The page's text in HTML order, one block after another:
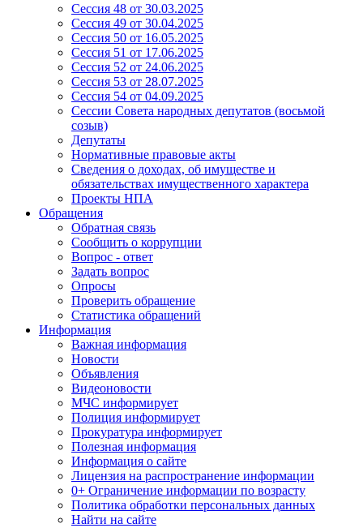
Сессия 48 от 30.03.2025
Сессия 49 от 30.04.2025
Сессия 50 от 16.05.2025
Сессия 51 от 17.06.2025
Сессия 52 от 24.06.2025
Сессия 53 от 28.07.2025
Сессия 54 от 04.09.2025
Сессии Совета народных депутатов (восьмой
созыв)
Депутаты
Нормативные правовые акты
Сведения о доходах, об имуществе и
обязательствах имущественного характера
Проекты НПА
Обращения
Обратная связь
Сообщить о коррупции
Вопрос - ответ
Задать вопрос
Опросы
Проверить обращение
Статистика обращений
Информация
Важная информация
Новости
Объявления
Видеоновости
МЧС информирует
Полиция информирует
Прокуратура информирует
Полезная информация
Информация о сайте
Лицензия на распространение информации
0+ Ограничение информации по возрасту
Политика обработки персональных данных
Найти на сайте